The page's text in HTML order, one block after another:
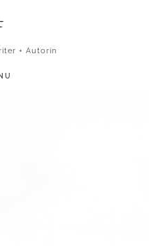
+ Autorin